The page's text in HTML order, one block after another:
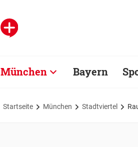
München Bayern
Startseite München Stadtviertel